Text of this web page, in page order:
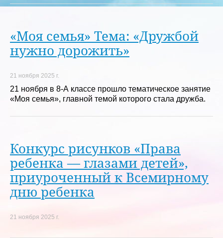
«Моя семья» Тема: «Дружбой
нужно дорожить»
21 ноября 2025 г.
21 ноября в 8-А классе прошло тематическое занятие
«Моя семья», главной темой которого стала дружба.
Конкурс рисунков «Права
ребенка — глазами детей»,
приуроченный к Всемирному
дню ребенка
21 ноября 2025 г.